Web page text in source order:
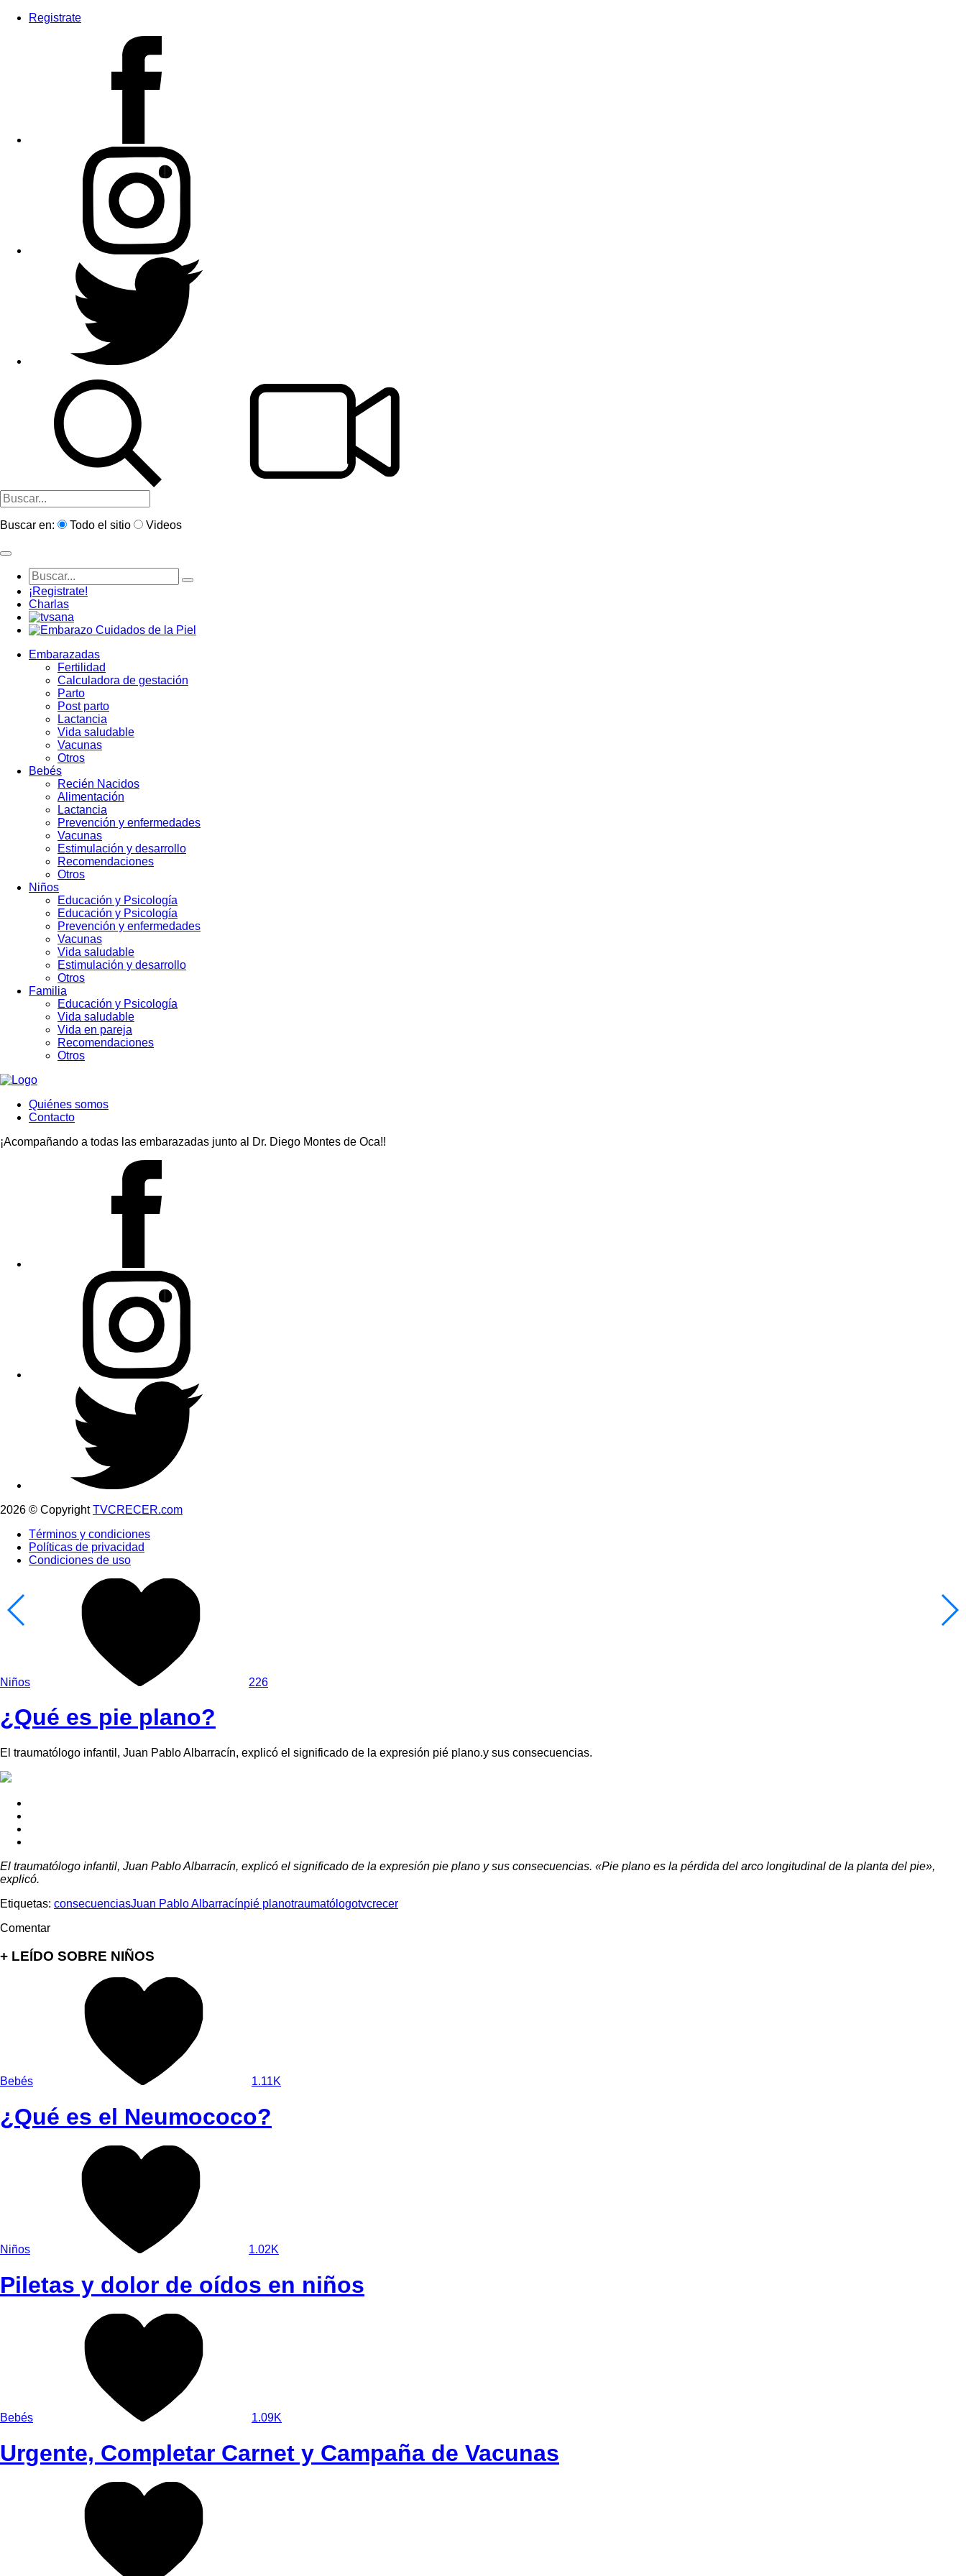
Registrate
Buscar en: Todo el sitio Videos
¡Registrate!
Charlas
Embarazadas
Fertilidad
Calculadora de gestación
Parto
Post parto
Lactancia
Vida saludable
Vacunas
Otros
Bebés
Recién Nacidos
Alimentación
Lactancia
Prevención y enfermedades
Vacunas
Estimulación y desarrollo
Recomendaciones
Otros
Niños
Educación y Psicología
Educación y Psicología
Prevención y enfermedades
Vacunas
Vida saludable
Estimulación y desarrollo
Otros
Familia
Educación y Psicología
Vida saludable
Vida en pareja
Recomendaciones
Otros
Quiénes somos
Contacto
¡Acompañando a todas las embarazadas junto al Dr. Diego Montes de Oca!!
2026 © CopyrightTVCRECER.com
Términos y condiciones
Políticas de privacidad
Condiciones de uso
Niños 226
¿Qué es pie plano?
El traumatólogo infantil, Juan Pablo Albarracín, explicó el significado de la expresión pié plano.y sus consecuencias.
El traumatólogo infantil, Juan Pablo Albarracín, explicó el significado de la expresión pie plano y sus consecuencias. «Pie plano es la pérdida del arco longitudinal de la planta del pie»,
explicó.
Etiquetas: consecuenciasJuan Pablo Albarracínpié planotraumatólogotvcrecer
Comentar
+ LEÍDO SOBRE NIÑOS
Bebés 1.11K
¿Qué es el Neumococo?
Niños 1.02K
Piletas y dolor de oídos en niños
Bebés 1.09K
Urgente, Completar Carnet y Campaña de Vacunas